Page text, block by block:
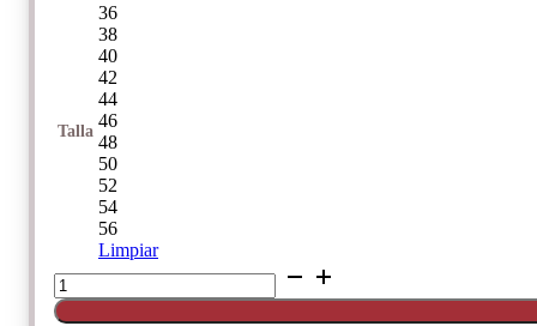
Talla
36
38
40
42
44
46
48
50
52
54
56
Limpiar
Bañador
control
foam